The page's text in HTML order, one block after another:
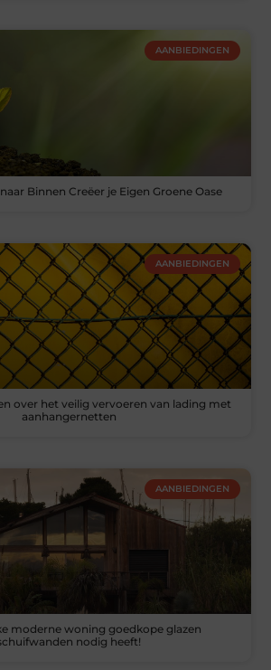
AANBIEDINGEN
Binnen Creëer je Eigen Groene Oase
AANBIEDINGEN
over het veilig vervoeren van lading met
aanhangernetten
AANBIEDINGEN
moderne woning goedkope glazen
nodig heeft!